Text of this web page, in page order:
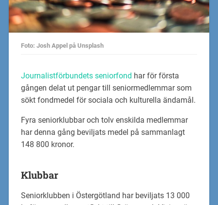
Foto: Josh Appel på Unsplash
Journalistförbundets seniorfond har för första
gången delat ut pengar till seniormedlemmar som
sökt fondmedel för sociala och kulturella ändamål.
Fyra seniorklubbar och tolv enskilda medlemmar
har denna gång beviljats medel på sammanlagt
148 800 kronor.
Klubbar
Seniorklubben i Östergötland har beviljats 13 000